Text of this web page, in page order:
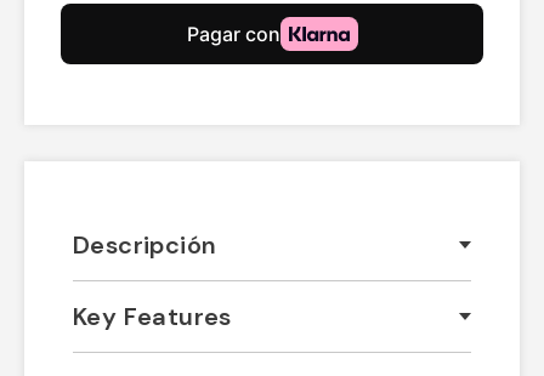
Descripción
Key Features